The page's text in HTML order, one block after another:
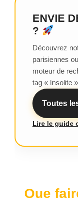
ENVIE
?
Découvrez
parisiennes
moteur de
tag « Insolite
Toutes
Lire le guide
Que